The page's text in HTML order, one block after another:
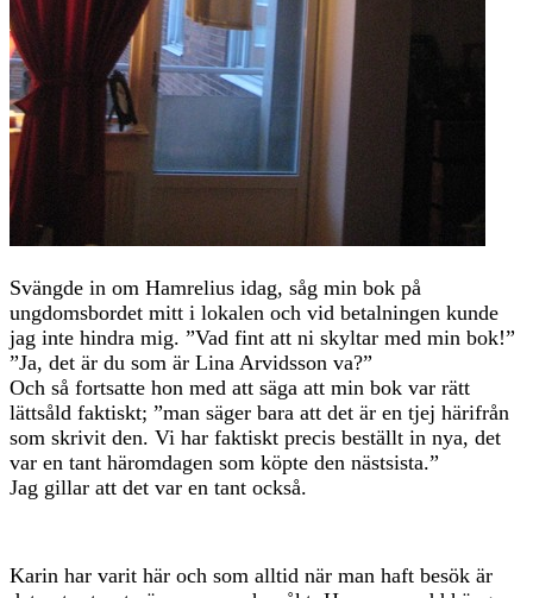
Svängde in om Hamrelius idag, såg min bok på
ungdomsbordet mitt i lokalen och vid betalningen kunde
jag inte hindra mig. ”Vad fint att ni skyltar med min bok!”
”Ja, det är du som är Lina Arvidsson va?”
Och så fortsatte hon med att säga att min bok var rätt
lättsåld faktiskt; ”man säger bara att det är en tjej härifrån
som skrivit den. Vi har faktiskt precis beställt in nya, det
var en tant häromdagen som köpte den nästsista.”
Jag gillar att det var en tant också.
Karin har varit här och som alltid när man haft besök är